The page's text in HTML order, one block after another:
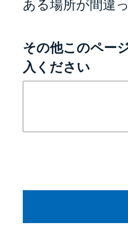
ある場所が間違
その他このペー
入ください